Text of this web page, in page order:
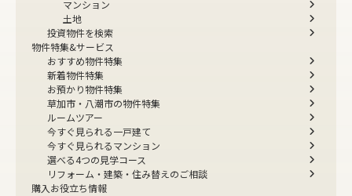
マンション
土地
投資物件を検索
物件特集&サービス
おすすめ物件特集
新着物件特集
お預かり物件特集
草加市・八潮市の物件特集
ルームツアー
今すぐ見られる一戸建て
今すぐ見られるマンション
選べる4つの見学コース
リフォーム・建築・住み替えのご相談
購入お役立ち情報